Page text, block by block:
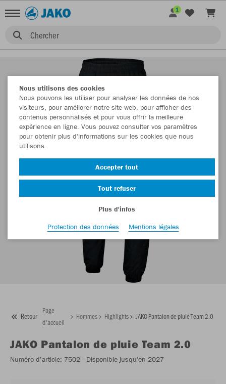
Chercher
1
Retour
Page
d'accueil
Hommes Highlights JAKO Pantalon de pluie Team 2.0
JAKO Pantalon de pluie Team 2.0
Numéro d’article: 7502 - Disponible jusqu'en 2027
Nous utilisons des cookies
Nous pouvons les utiliser pour analyser les données de nos
visiteurs, pour améliorer notre site web, pour afficher des
contenus personnalisés et pour vous offrir la meilleure
expérience en ligne. Vous pouvez consulter vos paramètres
pour obtenir plus d'informations sur les cookies que nous
utilisons.
Accepter tout
Tout refuser
Plus d'infos
Protection des données
Mentions légales